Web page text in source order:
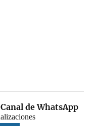
de WhatsApp